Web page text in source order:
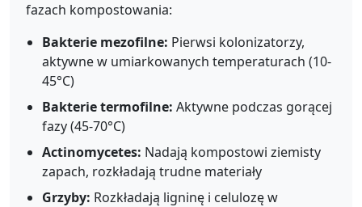
fazach kompostowania:
Bakterie mezofilne: Pierwsi kolonizatorzy,
aktywne w umiarkowanych temperaturach (10-
45°C)
Bakterie termofilne: Aktywne podczas gorącej
fazy (45-70°C)
Actinomycetes: Nadają kompostowi ziemisty
zapach, rozkładają trudne materiały
Grzyby: Rozkładają ligninę i celulozę w